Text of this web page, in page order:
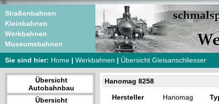
Straßenbahnen
Kleinbahnen
Werkbahnen
Museumsbahnen
Sie sind hier: Home | Werkbahnen | Übersicht Gleisanschliesser
Übersicht
Autobahnbau
Übersicht
Hanomag 8258
Hersteller Hanomag